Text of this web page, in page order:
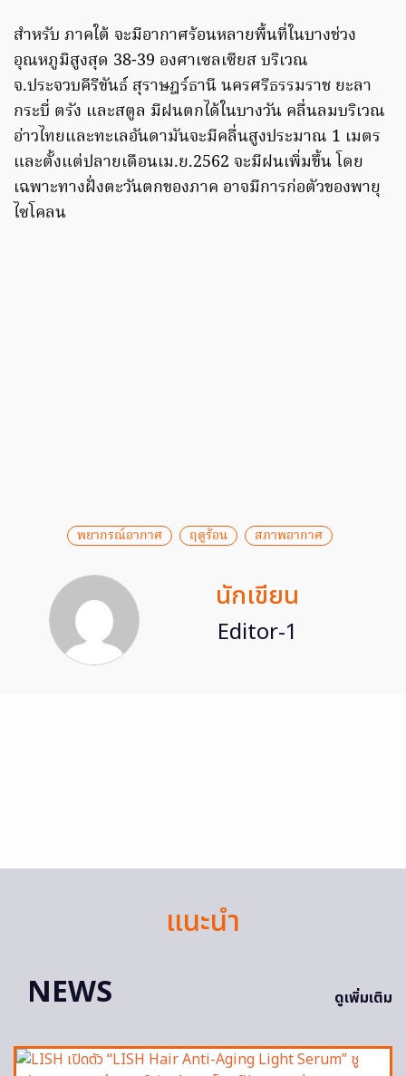
สำหรับ ภาคใต้ จะมีอากาศร้อนหลายพื้นที่ในบางช่วง
อุณหภูมิสูงสุด 38-39 องศาเซลเซียส บริเวณ
จ.ประจวบคีรีขันธ์ สุราษฎร์ธานี นครศรีธรรมราช ยะลา
กระบี่ ตรัง และสตูล มีฝนตกได้ในบางวัน คลื่นลมบริเวณ
อ่าวไทยและทะเลอันดามันจะมีคลื่นสูงประมาณ 1 เมตร
และตั้งแต่ปลายเดือนเม.ย.2562 จะมีฝนเพิ่มขึ้น โดย
เฉพาะทางฝั่งตะวันตกของภาค อาจมีการก่อตัวของพายุ
ไซโคลน
พยากรณ์อากาศ ฤดูร้อน สภาพอากาศ
นักเขียน
Editor-1
แนะนำ
NEWS
ดูเพิ่มเติม